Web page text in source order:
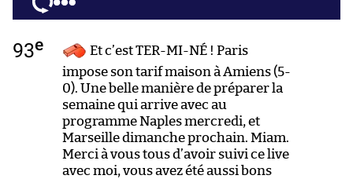
93e
Et c’est TER-MI-NÉ ! Paris
impose son tarif maison à Amiens (5-
0). Une belle manière de préparer la
semaine qui arrive avec au
programme Naples mercredi, et
Marseille dimanche prochain. Miam.
Merci à vous tous d’avoir suivi ce live
avec moi, vous avez été aussi bons